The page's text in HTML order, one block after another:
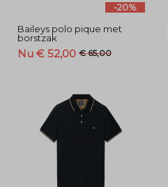
-20%
Baileys polo pique met
borstzak
Nu € 52,00 € 65,00